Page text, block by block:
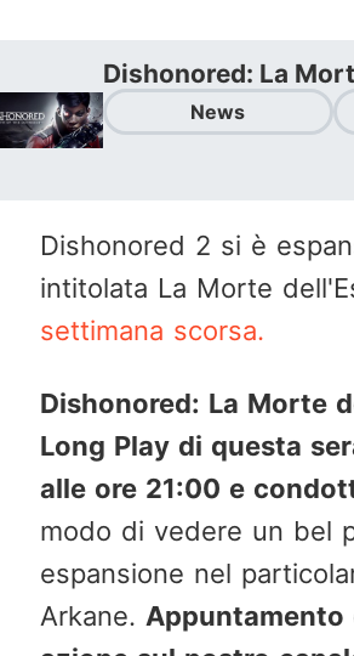
Dishonored: La
News
Dishonored 2 si è
intitolata La Morte
settimana scorsa.
Dishonored: La Morte
Long Play di questa
alle ore 21:00 e
modo di vedere un bel
espansione nel
Arkane. Appuntamento